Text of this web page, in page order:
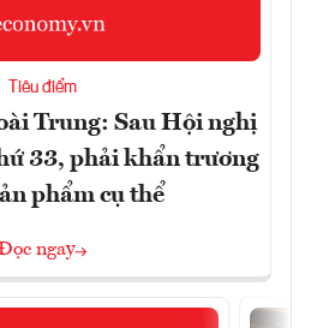
Tiêu điểm
Trung: Sau Hội nghị
33, phải khẩn trương
phẩm cụ thể
ngay